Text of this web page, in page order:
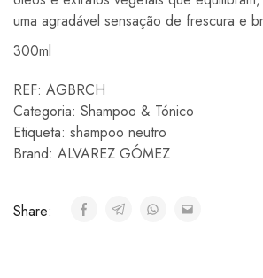
uma agradável sensação de frescura e
300ml
REF: AGBRCH
Categoria: Shampoo & Tónico
Etiqueta: shampoo neutro
Brand: ALVAREZ GÓMEZ
Share: